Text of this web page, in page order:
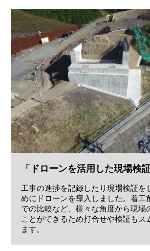
「ドローンを活用した現場検証
工事の進捗を記録したり現場検証を
めにドローンを導入しました。着工
での比較など、様々な角度から現場
ことができるため打合せや検証もス
ます。